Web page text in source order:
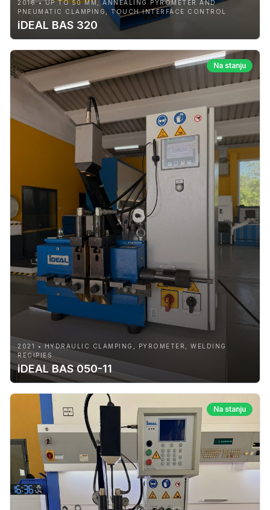
2016 • UP TO 50 MM, ANNEALING PYROMETER AND
PNEUMATIC CLAMPING, TOUCH INTERFACE CONTROL
iDEAL BAS 320
Na stanju
2021 • HYDRAULIC CLAMPING, PYROMETER, WELDING
RECIPIES
iDEAL BAS 050-11
Na stanju